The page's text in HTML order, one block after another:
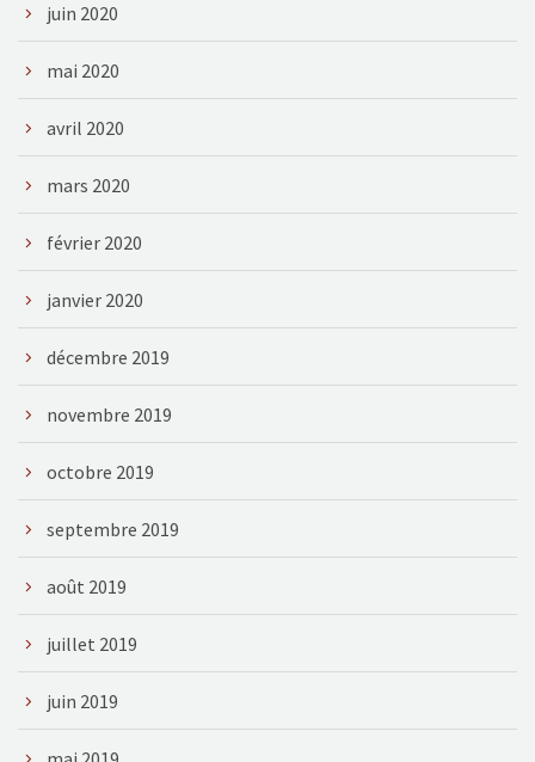
juin 2020
mai 2020
avril 2020
mars 2020
février 2020
janvier 2020
décembre 2019
novembre 2019
octobre 2019
septembre 2019
août 2019
juillet 2019
juin 2019